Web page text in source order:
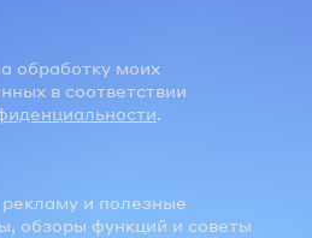
обработку моих
в соответствии
.
рекламу и полезные
обзоры функций и советы